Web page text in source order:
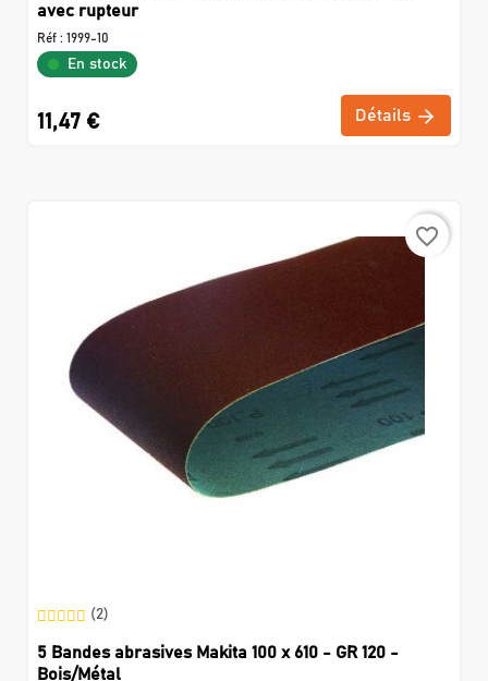
avec rupteur
Réf : 1999-10
En stock
11,47 € Détails
favorite_border
(2)
5 Bandes abrasives Makita 100 x 610 - GR 120 -
Bois/Métal